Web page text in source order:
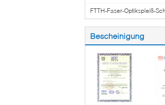
FTTH-Faser-Optikspleiß-
Bescheinigung